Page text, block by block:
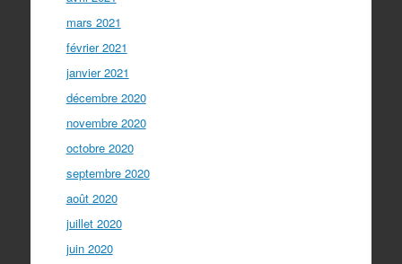
mars 2021
février 2021
janvier 2021
décembre 2020
novembre 2020
octobre 2020
septembre 2020
août 2020
juillet 2020
juin 2020